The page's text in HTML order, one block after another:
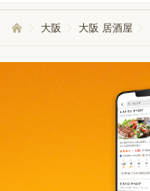
大阪 大阪 居酒屋